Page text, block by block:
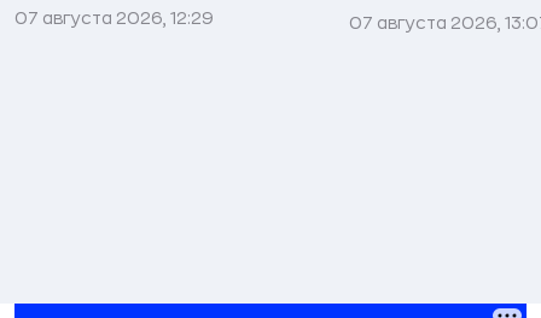
07 августа 2026, 12:29 07 августа 2026,